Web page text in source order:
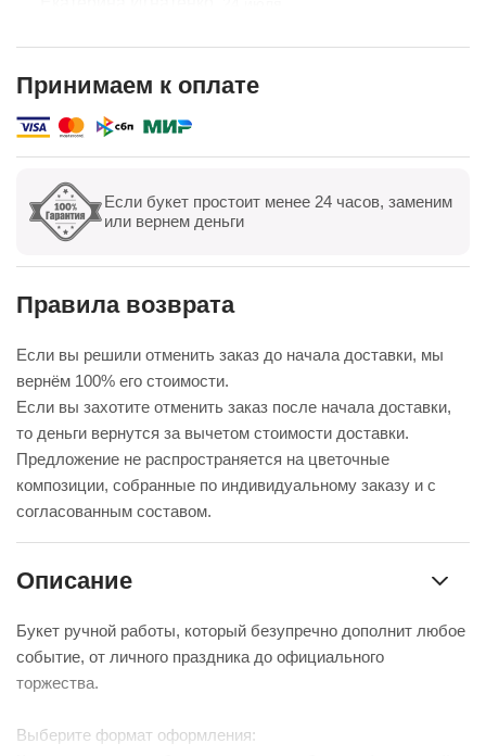
Хорошая ценовая политика. Отличная доставка!
Показать все Оставить отзыв
Принимаем к оплате
Если букет простоит менее 24 часов, заменим
или вернем деньги
Правила возврата
Если вы решили отменить заказ до начала доставки, мы
вернём 100% его стоимости.
Если вы захотите отменить заказ после начала доставки,
то деньги вернутся за вычетом стоимости доставки.
Предложение не распространяется на цветочные
композиции, собранные по индивидуальному заказу и с
согласованным составом.
Описание
Букет ручной работы, который безупречно дополнит любое
событие, от личного праздника до официального
торжества.
Выберите формат оформления: